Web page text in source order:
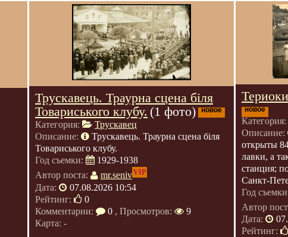
Трускавець. Траурна сцена біля
Товариського клубу. (1 фото) новое
Категория:
Трускавец
Описание:
Трускавець. Траурна сцена біля
Товариського клубу.
Год съемки:
1929-1938
Автор поста:
mr.senivVIP
Дата:
07.08.2026 10:54
Рейтинг:
0
Комментарии:
0 , Просмотров:
9
Карта: -
новое
Категория:
Описание:
открыты
лавки, а
станция;
Санкт-
Год
Автор
Дата:
Рейтинг: